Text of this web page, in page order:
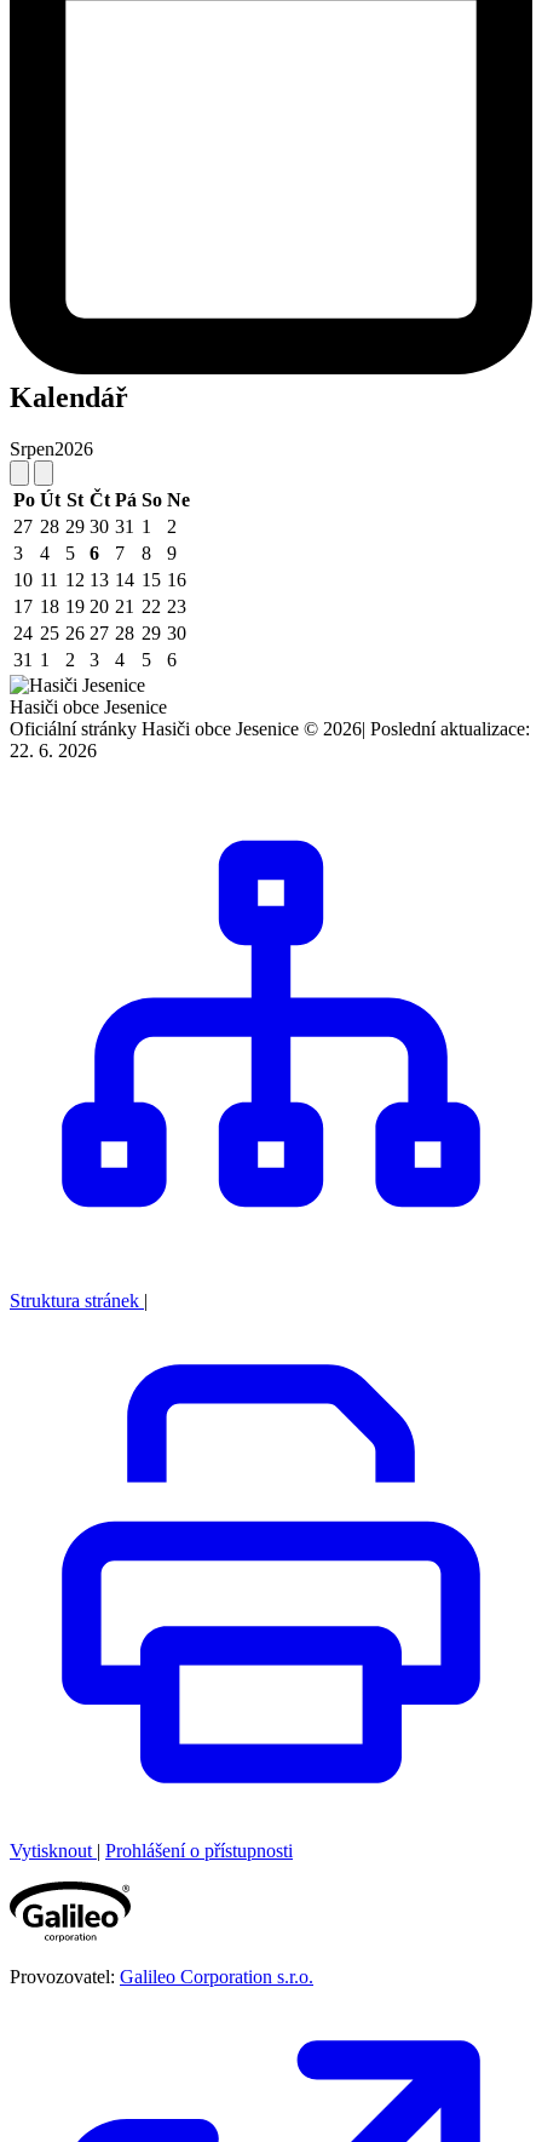
Kalendář
Srpen2026
Po Út St Čt Pá So Ne
27 28 29 30 31 1
2
3
4 5 6 7 8
9
10 11 12 13 14 15 16
17 18 19 20 21 22 23
24 25 26 27 28 29 30
31 1 2 3 4 5 6
Hasiči obce Jesenice
Oficiální stránky Hasiči obce Jesenice © 2026| Poslední aktualizace:
22. 6. 2026
Struktura stránek |
Vytisknout | Prohlášení o přístupnosti
Provozovatel: Galileo Corporation s.r.o.